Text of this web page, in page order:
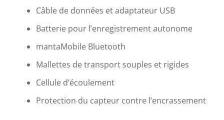
Câble de données et adaptateur USB
Batterie pour l’enregistrement autonome
mantaMobile Bluetooth
Mallettes de transport souples et rigides
Cellule d’écoulement
Protection du capteur contre l’encrassement